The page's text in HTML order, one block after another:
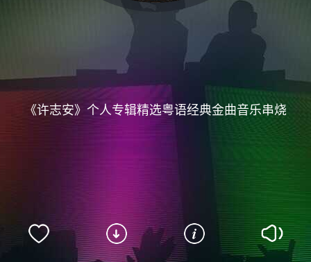
《许志安》个人专辑精选粤语经典金曲音乐串烧